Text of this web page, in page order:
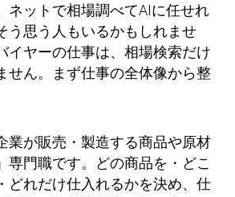
ネットで相場調べてAIに任せれ
う思う人もいるかもしれませ
イヤーの仕事は、相場検索だけ
せん。まず仕事の全体像から整
業が販売・製造する商品や原材
専門職です。どの商品を・どこ
どれだけ仕入れるかを決め、仕